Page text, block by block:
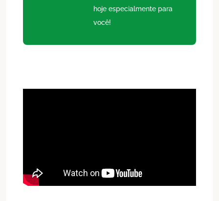
hoje especialmente para
você!